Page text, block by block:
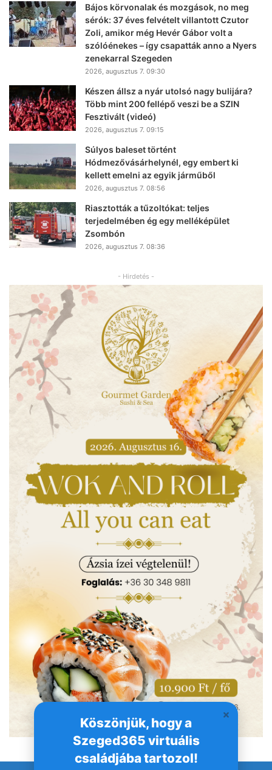
Köszönjük, hogy a
Szeged365 virtuális
családjába tartozol!
Bájos körvonalak és mozgások, no meg
sérók: 37 éves felvételt villantott Czutor
Zoli, amikor még Hevér Gábor volt a
szólóénekes – így csapatták anno a Nyers
zenekarral Szegeden
2026, augusztus 7. 09:30
Készen állsz a nyár utolsó nagy bulijára?
Több mint 200 fellépő veszi be a SZIN
Fesztivált (videó)
2026, augusztus 7. 09:15
Súlyos baleset történt
Hódmezővásárhelynél, egy embert ki
kellett emelni az egyik járműből
2026, augusztus 7. 08:56
Riasztották a tűzoltókat: teljes
terjedelmében ég egy melléképület
Zsombón
2026, augusztus 7. 08:36
- Hirdetés -